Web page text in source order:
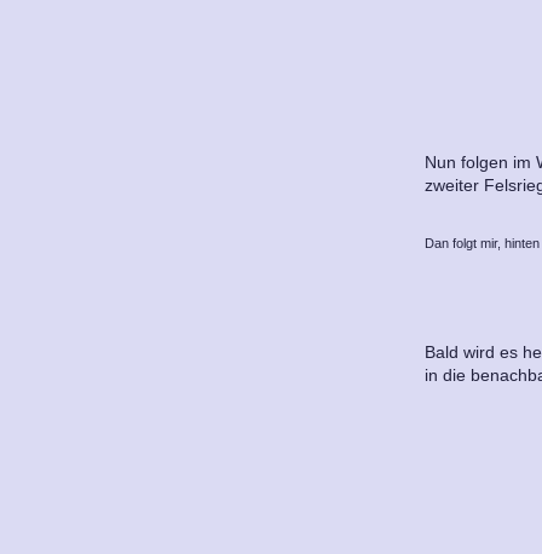
Nun folgen im
zweiter
Dan folgt mir,
Bald wird es
in die